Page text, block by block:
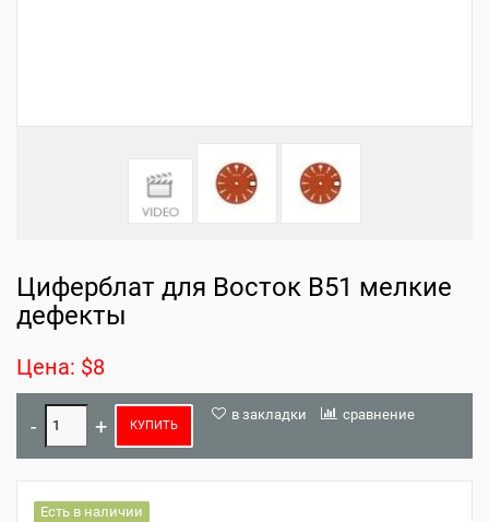
Циферблат для Восток B51 мелкие
дефекты
Цена: $8
КУПИТЬ
в закладки сравнение
Есть в наличии